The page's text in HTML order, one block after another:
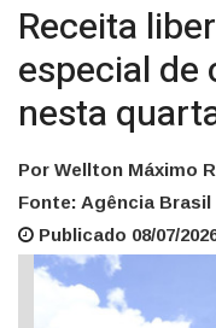
Receita
especial de
nesta
Por Wellton Máximo
Fonte: Agência Brasil
Publicado 08/07/